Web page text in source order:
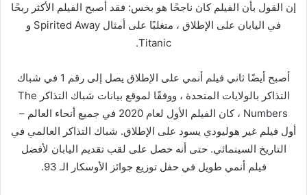
إن القول بأن الفيلم كان ناجحًا هو بخس: فقد أصبح الفيلم الأكثر ربحًا
في اليابان على الإطلاق ، متغلبًا على أمثال Spirited Away و
Titanic.
أصبح أيضًا ثاني فيلم أنمي على الإطلاق يصل إلى رقم 1 في شباك
التذاكر بالولايات المتحدة ، ووفقًا لموقع بيانات شباك التذاكر The
Numbers ، كان الفيلم الأول لعام 2020 في جميع أنحاء العالم –
أول فيلم غير هوليودي يسود على الإطلاق. شباك التذاكر العالمي في
التاريخ السينمائي. حتى أنه حصل على لقب تقديم اليابان لأفضل
فيلم أنمي طويل في حفل توزيع جوائز الأوسكار الـ 93.